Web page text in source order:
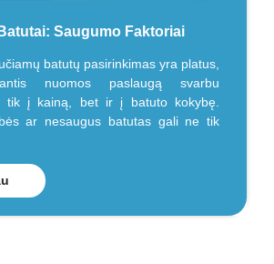
Saugumo Faktoriai
batutų pasirinkimas yra platus,
nuomos paslaugą svarbu
tik į kainą, bet ir į batuto kokybę.
ar nesaugus batutas gali ne tik